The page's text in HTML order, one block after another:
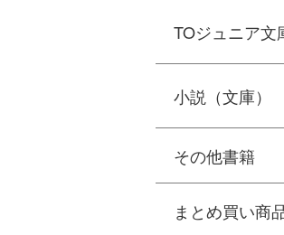
TOジュニア文
小説（文庫）
その他書籍
まとめ買い商